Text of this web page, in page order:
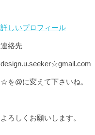
詳しいプロフィール
連絡先
design.u.seeker☆gmail.com
☆を@に変えて下さいね。
よろしくお願いします。